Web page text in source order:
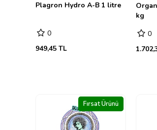
Organic DryPart Bloom 1
0
1.702,33 TL
1&2 4
0
Fırsat Ürünü